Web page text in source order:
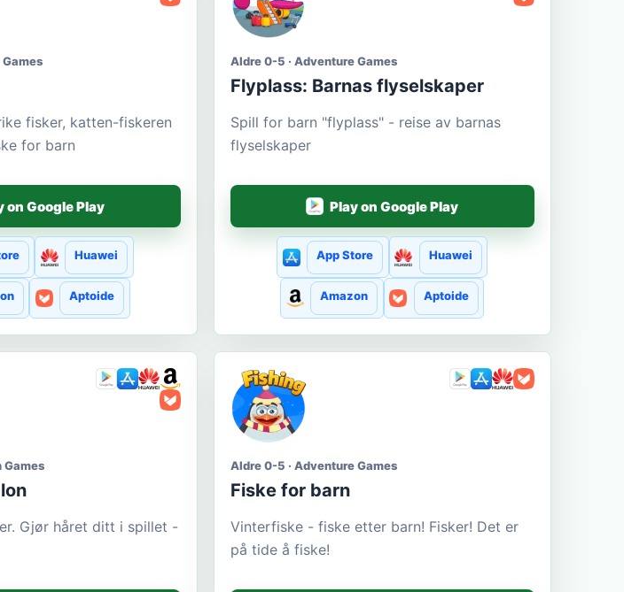
fisker, katten-fiskeren
for barn
on Google Play
Huawei
Aptoide
Aldre 0-5 · Adventure Games
Flyplass: Barnas flyselskaper
Spill for barn "flyplass" - reise av barnas
flyselskaper
Play on Google Play
App Store Huawei
Amazon Aptoide
Games
Gjør håret ditt i spillet -
Aldre 0-5 · Adventure Games
Fiske for barn
Vinterfiske - fiske etter barn! Fisker! Det er
på tide å fiske!